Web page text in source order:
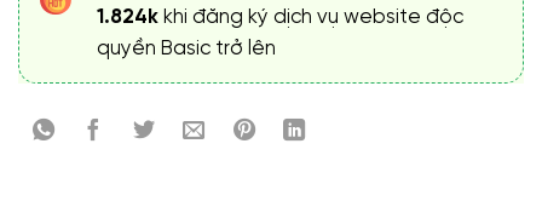
1.824k khi đăng ký dịch vụ website độc
quyền Basic trở lên